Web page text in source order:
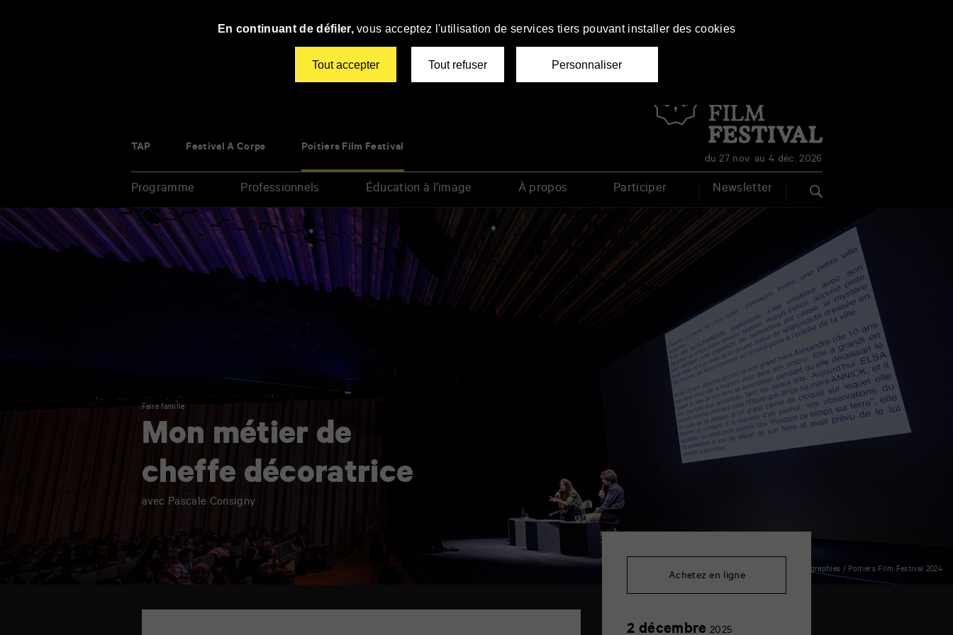
TAP Festival À Corps
Poitiers Film Festival
du 27 nov. au 4 déc. 2026
Programme Professionnels Éducation à l’image À propos Participer Newsletter
Renseigner
vos
mots
Faire famille
Mon métier de
cheffe décoratrice
avec Pascale Consigny
© Guillaume Héraud - Photographies / Poitiers Film Festival 2024
Achetez en ligne
2 décembre 2025
En continuant de défiler,vous acceptez l'utilisation de services tiers pouvant installer des cookies
Tout accepter Tout refuser Personnaliser